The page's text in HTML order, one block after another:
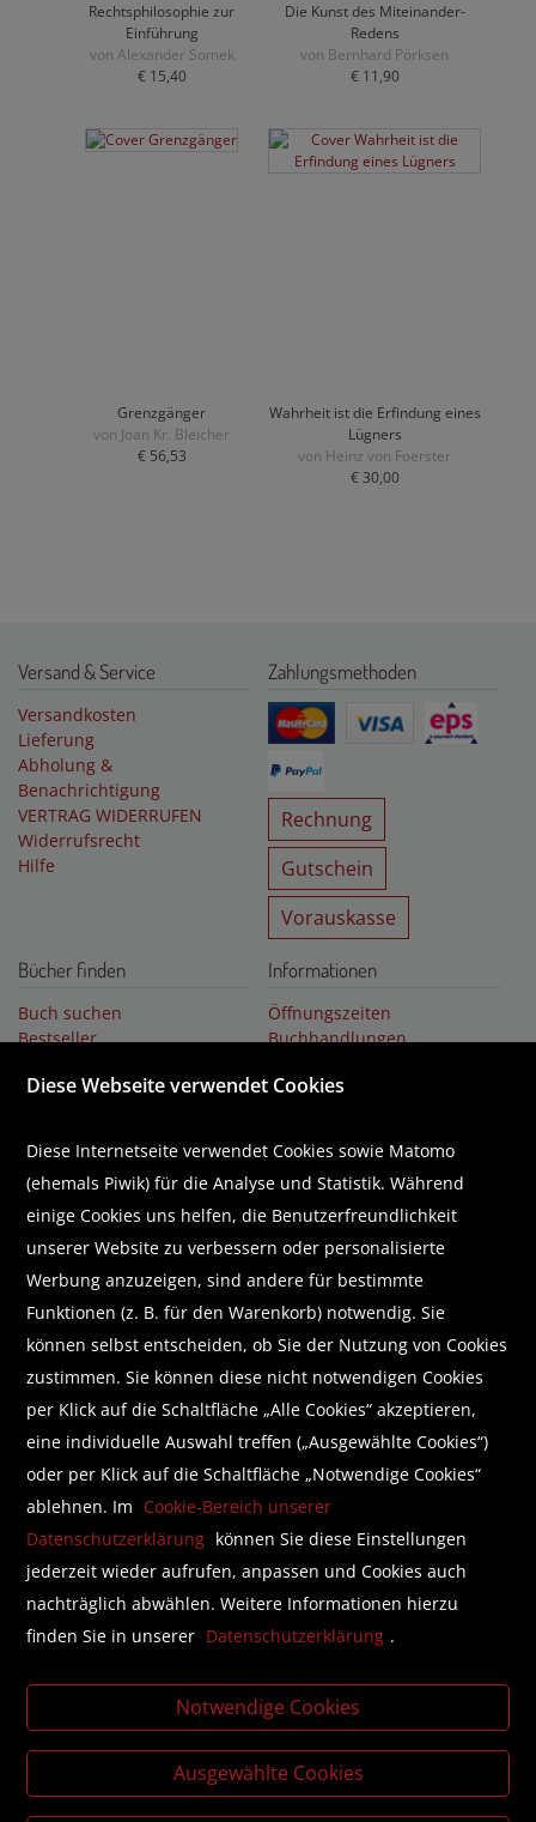
Rechtsphilosophie zur
Einführung
von Alexander Somek
€ 15,40
Die Kunst des Miteinander-
Redens
von Bernhard Pörksen
€ 11,90
Grenzgänger
von Joan Kr. Bleicher
€ 56,53
Wahrheit ist die Erfindung eines
Lügners
von Heinz von Foerster
€ 30,00
Versand & Service
Versandkosten
Lieferung
Abholung &
Benachrichtigung
VERTRAG WIDERRUFEN
Widerrufsrecht
Hilfe
Zahlungsmethoden
Rechnung
Gutschein
Vorauskasse
Bücher finden
Buch suchen
Bestseller
Literaturlisten
Informationen
Öffnungszeiten
Buchhandlungen
Karriere
Abonnieren Sie unseren Newsletter
Wir helfen Ihnen beim Finden!
E-Mail:shop@brunnerbuch.at
Telefon:+43 (0) 5578 /75 278
Folgen Sie uns auf Facebook
Literatur beschaffen mit der Buchhandlung Brunner
Individualisierte, unkomplizierte Lösungen für die Buch-
und Zeitschriftenbeschaffung in Ihrem Unternehmen.
Literaturlisten für Bildungsinstitutionen
Diese Webseite verwendet Cookies
Diese Internetseite verwendet Cookies sowie Matomo
(ehemals Piwik) für die Analyse und Statistik. Während
einige Cookies uns helfen, die Benutzerfreundlichkeit
unserer Website zu verbessern oder personalisierte
Werbung anzuzeigen, sind andere für bestimmte
Funktionen (z. B. für den Warenkorb) notwendig. Sie
können selbst entscheiden, ob Sie der Nutzung von Cookies
zustimmen. Sie können diese nicht notwendigen Cookies
per Klick auf die Schaltfläche „Alle Cookies“ akzeptieren,
eine individuelle Auswahl treffen („Ausgewählte Cookies“)
oder per Klick auf die Schaltfläche „Notwendige Cookies“
ablehnen. Im Cookie-Bereich unserer
Datenschutzerklärung können Sie diese Einstellungen
jederzeit wieder aufrufen, anpassen und Cookies auch
nachträglich abwählen. Weitere Informationen hierzu
finden Sie in unserer Datenschutzerklärung .
Notwendige Cookies
Ausgewählte Cookies